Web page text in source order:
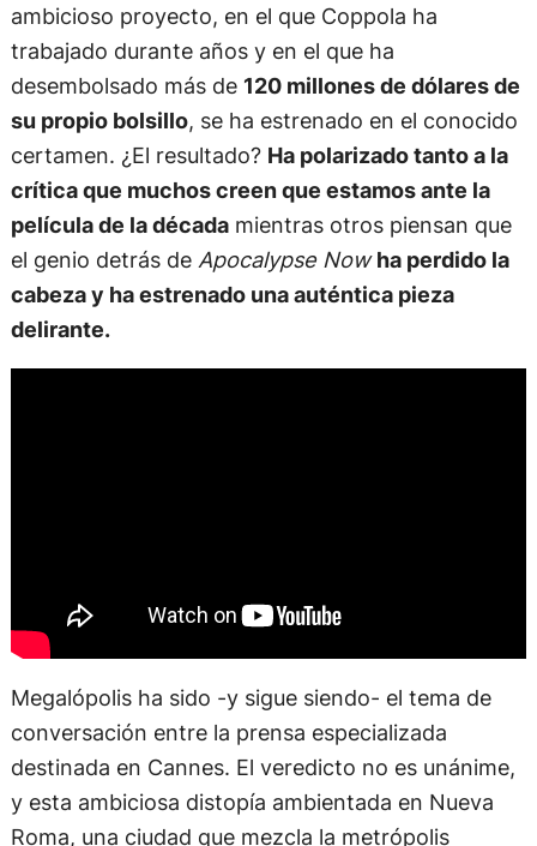
ambicioso proyecto, en el que Coppola ha
trabajado durante años y en el que ha
desembolsado más de 120 millones de dólares de
su propio bolsillo, se ha estrenado en el conocido
certamen. ¿El resultado? Ha polarizado tanto a la
crítica que muchos creen que estamos ante la
película de la décadamientras otros piensan que
el genio detrás de Apocalypse Now ha perdido la
cabeza y ha estrenado una auténtica pieza
delirante.
Megalópolis ha sido -y sigue siendo- el tema de
conversación entre la prensa especializada
destinada en Cannes. El veredicto no es unánime,
y esta ambiciosa distopía ambientada en Nueva
Roma, una ciudad que mezcla la metrópolis